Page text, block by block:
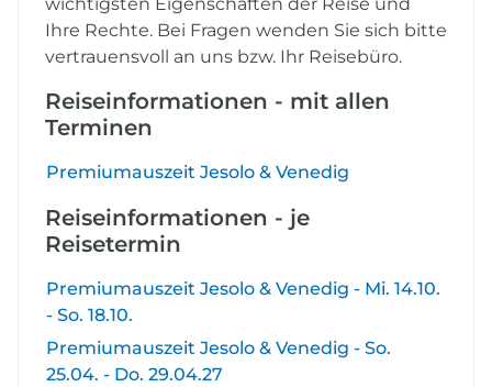
wichtigsten Eigenschaften der Reise und
Ihre Rechte. Bei Fragen wenden Sie sich bitte
vertrauensvoll an uns bzw. Ihr Reisebüro.
Reiseinformationen - mit allen
Terminen
Premiumauszeit Jesolo & Venedig
Reiseinformationen - je
Reisetermin
Premiumauszeit Jesolo & Venedig - Mi. 14.10.
- So. 18.10.
Premiumauszeit Jesolo & Venedig - So.
25.04. - Do. 29.04.27